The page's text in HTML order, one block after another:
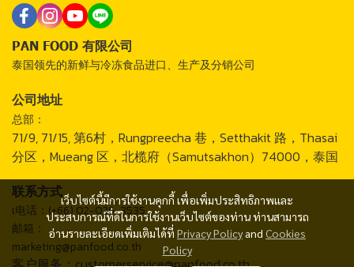
เว็บไซต์นี้มีการใช้งานคุกกี้ เพื่อเพิ่มประสิทธิภาพและ
ประสบการณ์ที่ดีในการใช้งานเว็บไซต์ของท่าน ท่านสามารถ
อ่านรายละเอียดเพิ่มเติมได้ที่ Privacy Policy and Cookies
Policy
PAN FOOD 有限公司
泰国领先的新鲜与冷冻食品进口、生产及分销公司
公司地址
总部：
71/9, 71/15, 第6村，Rungpreecha 巷，Setthakit 路，Thasai
分区，Mueang 区，北榄府（Samutsakhon）74000，泰国
联系方式
เ电话：(+66) 02-026-3535
邮箱：
marketing@panfood.co.th